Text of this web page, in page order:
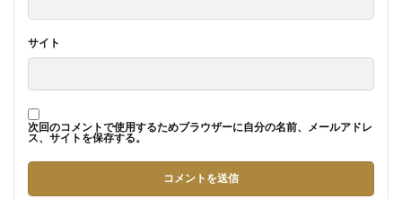
サイト
次回のコメントで使用するためブラウザーに自分の名前、メールアドレ
ス、サイトを保存する。